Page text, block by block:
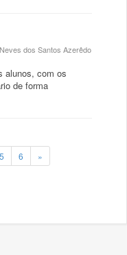
dos Santos Azerêdo
alunos, com os
de forma
5 6 »